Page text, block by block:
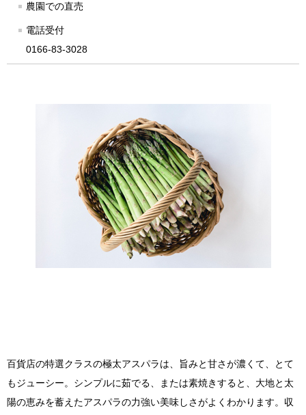
農園での直売
電話受付
0166-83-3028
百貨店の特選クラスの極太アスパラは、旨みと甘さが濃くて、とて
もジューシー。シンプルに茹でる、または素焼きすると、大地と太
陽の恵みを蓄えたアスパラの力強い美味しさがよくわかります。収